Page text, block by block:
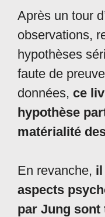
Après un tour
observations,
hypothèses
faute de
données, ce
hypothèse
matérialité
En revanche, il
aspects
par Jung sont